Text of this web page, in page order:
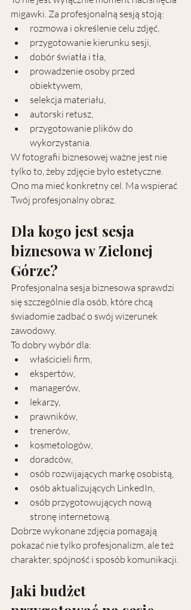
migawki. Za profesjonalną sesją stoją:
rozmowa i określenie celu zdjęć,
przygotowanie kierunku sesji,
dobór światła i tła,
prowadzenie osoby przed
obiektywem,
selekcja materiału,
autorski retusz,
przygotowanie plików do
wykorzystania.
W fotografii biznesowej ważne jest nie
tylko to, żeby zdjęcie było estetyczne.
Ono ma mieć konkretny cel. Ma wspierać
Twój profesjonalny obraz.
Dla kogo jest sesja
biznesowa w Zielonej
Górze?
Profesjonalna sesja biznesowa sprawdzi
się szczególnie dla osób, które chcą
świadomie zadbać o swój wizerunek
zawodowy.
To dobry wybór dla:
właścicieli firm,
ekspertów,
managerów,
lekarzy,
prawników,
trenerów,
kosmetologów,
doradców,
osób rozwijających markę osobistą,
osób aktualizujących LinkedIn,
osób przygotowujących nową
stronę internetową.
Dobrze wykonane zdjęcia pomagają
pokazać nie tylko profesjonalizm, ale też
charakter, spójność i sposób komunikacji.
Jaki budżet